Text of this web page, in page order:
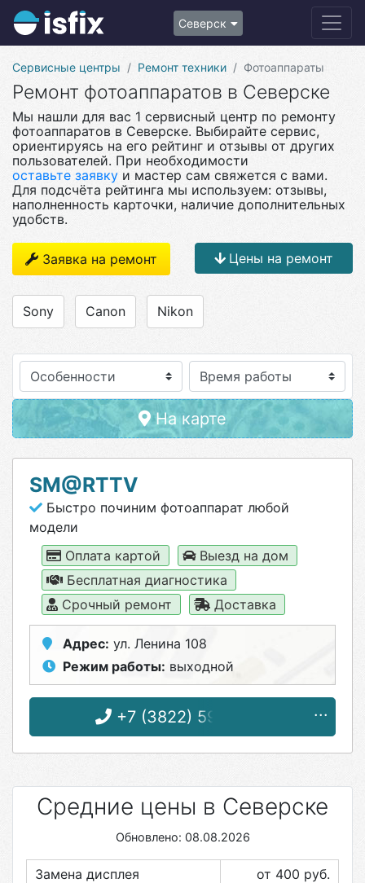
Северск
Сервисные центры Ремонт техники Фотоаппараты
Ремонт фотоаппаратов в Северске
Мы нашли для вас 1 сервисный центр по ремонту
фотоаппаратов в Северске. Выбирайте сервис,
ориентируясь на его рейтинг и отзывы от других
пользователей. При необходимости
оставьте заявку и мастер сам свяжется с вами.
Для подсчёта рейтинга мы используем: отзывы,
наполненность карточки, наличие дополнительных
удобств.
Заявка на ремонт Цены на ремонт
Sony Canon Nikon
Особенности
На карте
SM@RTTV
Быстро починим фотоаппарат любой
модели
Оплата картой
Выезд на дом
Бесплатная диагностика
Срочный ремонт
Доставка
Адрес: ул. Ленина 108
Режим работы: выходной
+7 (3822) 59-09-01
Средние цены в Северске
Обновлено: 08.08.2026
Замена дисплея от 400 руб.